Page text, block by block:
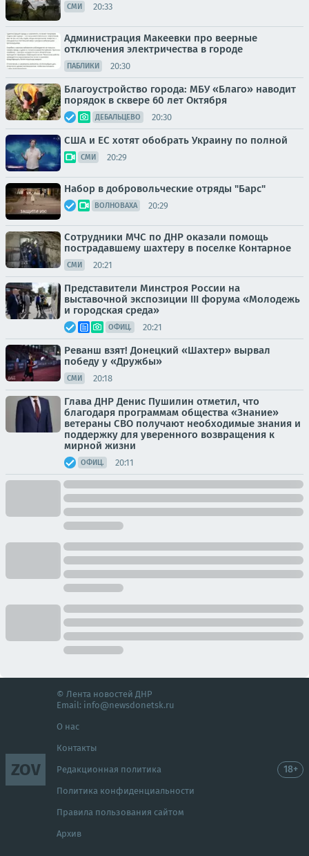
СМИ 20:33
Администрация Макеевки про веерные
отключения электричества в городе
ПАБЛИКИ 20:30
Благоустройство города: МБУ «Благо» наводит
порядок в сквере 60 лет Октября
ДЕБАЛЬЦЕВО 20:30
США и ЕС хотят обобрать Украину по полной
СМИ 20:29
Набор в добровольческие отряды "Барс"
ВОЛНОВАХА 20:29
Сотрудники МЧС по ДНР оказали помощь
пострадавшему шахтеру в поселке Контарное
СМИ 20:21
Представители Минстроя России на
выставочной экспозиции III форума «Молодежь
и городская среда»
ОФИЦ. 20:21
Реванш взят! Донецкий «Шахтер» вырвал
победу у «Дружбы»
СМИ 20:18
Глава ДНР Денис Пушилин отметил, что
благодаря программам общества «Знание»
ветераны СВО получают необходимые знания и
поддержку для уверенного возвращения к
мирной жизни
ОФИЦ. 20:11
ZOV
© Лента новостей ДНР
Email: info@newsdonetsk.ru
О нас
Контакты
Редакционная политика
Политика конфиденциальности
Правила пользования сайтом
Архив
18+